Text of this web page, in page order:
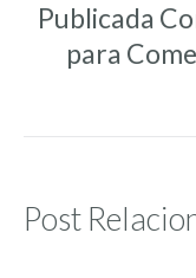
Publicada
para
Post